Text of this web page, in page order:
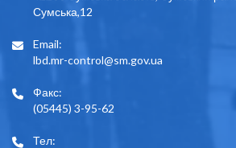
Сумська,12
Email:
lbd.mr-control@sm.gov.ua
Факс:
(05445) 3-95-62
Тел: